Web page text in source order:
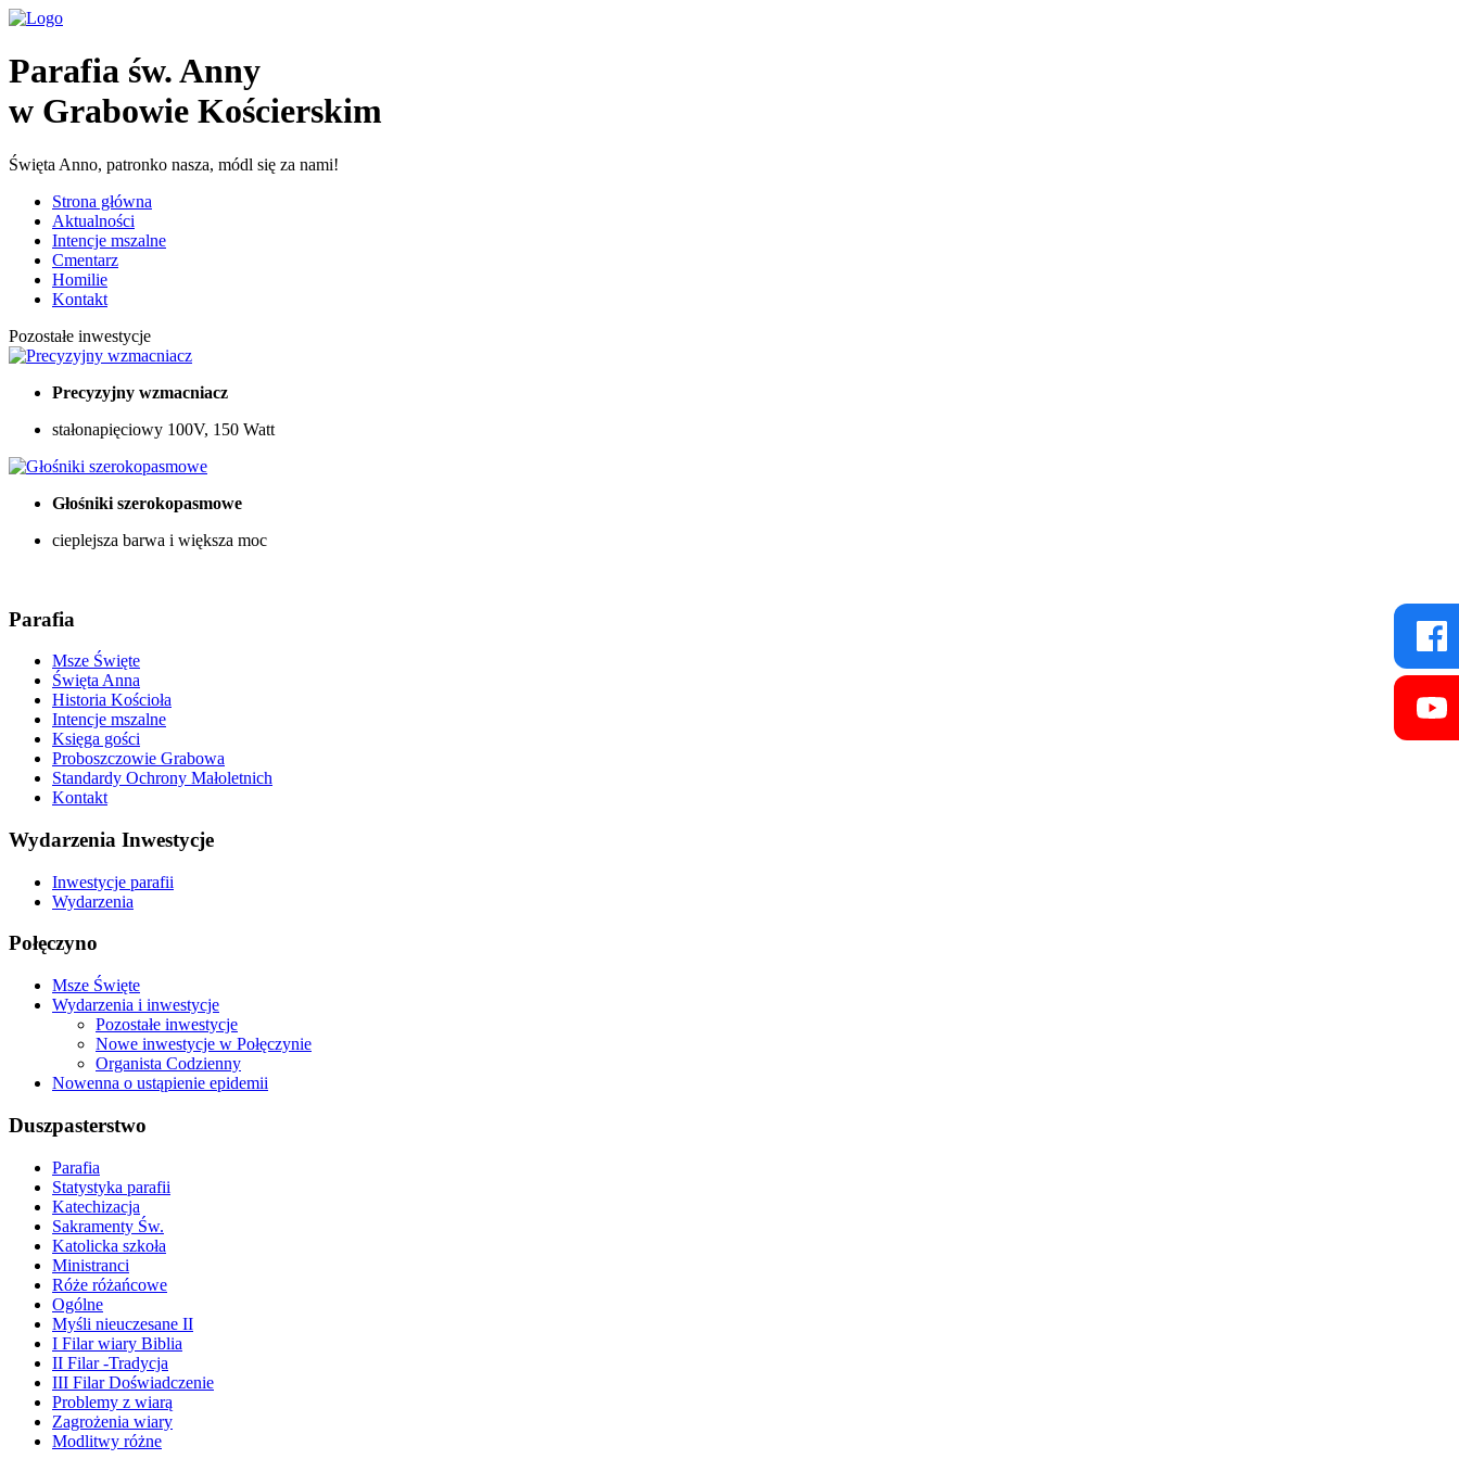
Parafia św. Anny
w Grabowie Kościerskim
Święta Anno, patronko nasza, módl się za nami!
Strona główna
Aktualności
Intencje mszalne
Cmentarz
Homilie
Kontakt
Pozostałe inwestycje
Precyzyjny wzmacniacz
stałonapięciowy 100V, 150 Watt
Głośniki szerokopasmowe
cieplejsza barwa i większa moc
Parafia
Msze Święte
Święta Anna
Historia Kościoła
Intencje mszalne
Księga gości
Proboszczowie Grabowa
Standardy Ochrony Małoletnich
Kontakt
Wydarzenia Inwestycje
Inwestycje parafii
Wydarzenia
Połęczyno
Msze Święte
Wydarzenia i inwestycje
Pozostałe inwestycje
Nowe inwestycje w Połęczynie
Organista Codzienny
Nowenna o ustąpienie epidemii
Duszpasterstwo
Parafia
Statystyka parafii
Katechizacja
Sakramenty Św.
Katolicka szkoła
Ministranci
Róże różańcowe
Ogólne
Myśli nieuczesane II
I Filar wiary Biblia
II Filar -Tradycja
III Filar Doświadczenie
Problemy z wiarą
Zagrożenia wiary
Modlitwy różne